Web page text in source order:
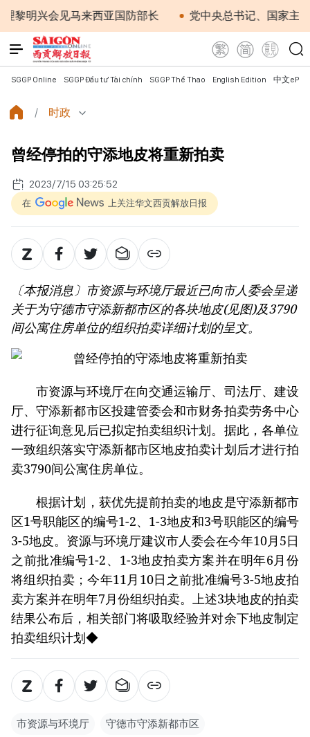
兴会见马来西亚国防部长 党中央总书记、国家主席苏
SGGP Online SGGP Đầu tư Tài chính SGGP Thể Thao English Edition 中文
时政
曾经停拍的守添地皮将重新拍卖
2023/7/15 03:25:52
在 上关注华文西贡解放日报
〔本报消息〕市资源与环境厅最近已向市人委会呈递
关于为守德市守添新都市区的各块地皮(见图)及3790
间公寓住房单位的组织拍卖详细计划的呈文。
市资源与环境厅在向交通运输厅、司法厅、建设
厅、守添新都市区投建管委会和市财务拍卖劳务中心
进行征询意见后已拟定拍卖组织计划。据此，各单位
一致组织落实守添新都市区地皮拍卖计划后才进行拍
卖3790间公寓住房单位。
根据计划，获优先提前拍卖的地皮是守添新都市
区1号职能区的编号1-2、1-3地皮和3号职能区的编号
3-5地皮。资源与环境厅建议市人委会在今年10月5日
之前批准编号1-2、1-3地皮拍卖方案并在明年6月份
将组织拍卖；今年11月10日之前批准编号3-5地皮拍
卖方案并在明年7月份组织拍卖。上述3块地皮的拍卖
结果公布后，相关部门将吸取经验并对余下地皮制定
拍卖组织计划◆
市资源与环境厅 守德市守添新都市区